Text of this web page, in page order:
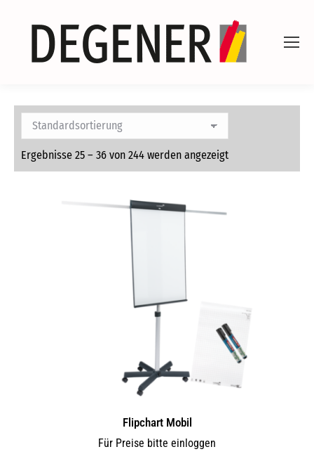
Ergebnisse 25 – 36 von 244 werden angezeigt
Flipchart Mobil
Für Preise bitte einloggen